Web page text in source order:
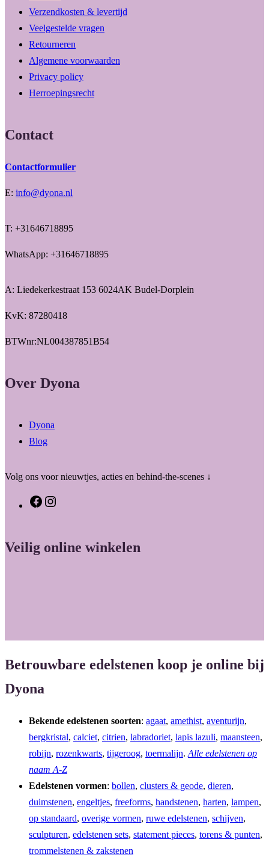
Verzendkosten & levertijd
Veelgestelde vragen
Retourneren
Algemene voorwaarden
Privacy policy
Herroepingsrecht
Contact
Contactformulier
E: info@dyona.nl
T: +31646718895
WhatsApp: +31646718895
A: Liedekerkestraat 153 6024AK Budel-Dorplein
KvK: 87280418
BTWnr:NL004387851B54
Over Dyona
Dyona
Blog
Volg ons voor nieuwtjes, acties en behind-the-scenes ↓
F
e
t
Veilig online winkelen
Betrouwbare edelstenen koop je online bij
Dyona
Bekende edelstenen soorten: agaat, amethist, aventurijn,
bergkristal, calciet, citrien, labradoriet, lapis lazuli, maansteen,
robijn, rozenkwarts, tijgeroog, toermalijn. Alle edelstenen op
naam A-Z
Edelstenen vormen: bollen, clusters & geode, dieren,
duimstenen, engeltjes, freeforms, handstenen, harten, lampen,
op standaard, overige vormen, ruwe edelstenen, schijven,
sculpturen, edelstenen sets, statement pieces, torens & punten,
trommelstenen & zakstenen